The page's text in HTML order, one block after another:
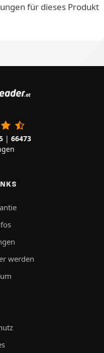
für dieses Produkt
| 66473
werden